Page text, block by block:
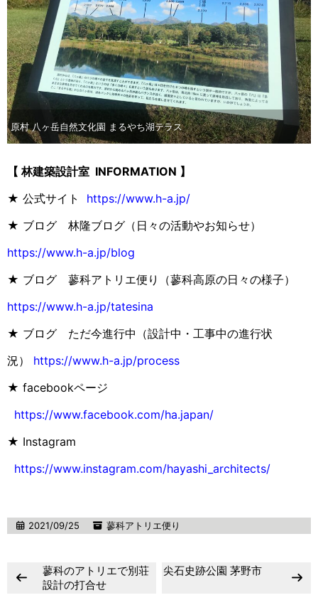
原村 八ヶ岳自然文化園 まるやち湖テラス
【 林建築設計室 INFORMATION 】
★ 公式サイト https://www.h-a.jp/
★ ブログ 林隆ブログ（日々の活動やお知らせ）
https://www.h-a.jp/blog
★ ブログ 蓼科アトリエ便り（蓼科高原の日々の様子）
https://www.h-a.jp/tatesina
★ ブログ ただ今進行中（設計中・工事中の進行状
況） https://www.h-a.jp/process
★ facebookページ
https://www.facebook.com/ha.japan/
★ Instagram
https://www.instagram.com/hayashi_architects/
2021/09/25 蓼科アトリエ便り
蓼科のアトリエで別荘
設計の打合せ
尖石史跡公園 茅野市